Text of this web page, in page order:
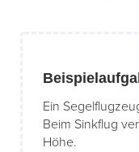
Ein
Beim Sinkflug
Höhe.